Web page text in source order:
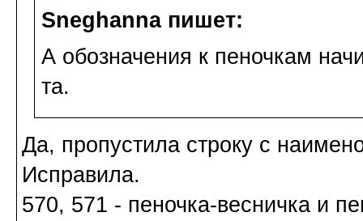
Sneghanna пишет:
А обозначения к пеночкам
та.
Да, пропустила строку с
Исправила.
570, 571 - пеночка-весничка и